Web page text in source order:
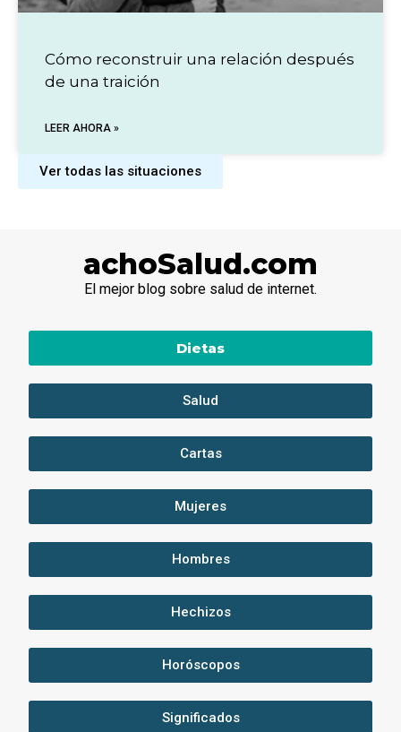
Cómo reconstruir una relación después
de una traición
LEER AHORA »
Ver todas las situaciones
achoSalud.com
El mejor blog sobre salud de internet.
Salud
Cartas
Mujeres
Hombres
Hechizos
Horóscopos
Significados
Dietas